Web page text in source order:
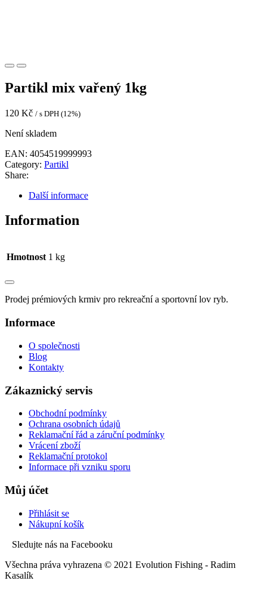
Partikl mix vařený 1kg
120 Kč / s DPH (12%)
Není skladem
EAN: 4054519999993
Category: Partikl
Share:
Další informace
Information
Hmotnost 1 kg
Prodej prémiových krmiv pro rekreační a sportovní lov ryb.
Informace
O společnosti
Blog
Kontakty
Zákaznický servis
Obchodní podmínky
Ochrana osobních údajů
Reklamační řád a záruční podmínky
Vrácení zboží
Reklamační protokol
Informace při vzniku sporu
Můj účet
Přihlásit se
Nákupní košík
Sledujte nás na Facebooku
Všechna práva vyhrazena © 2021 Evolution Fishing - Radim
Kasalík